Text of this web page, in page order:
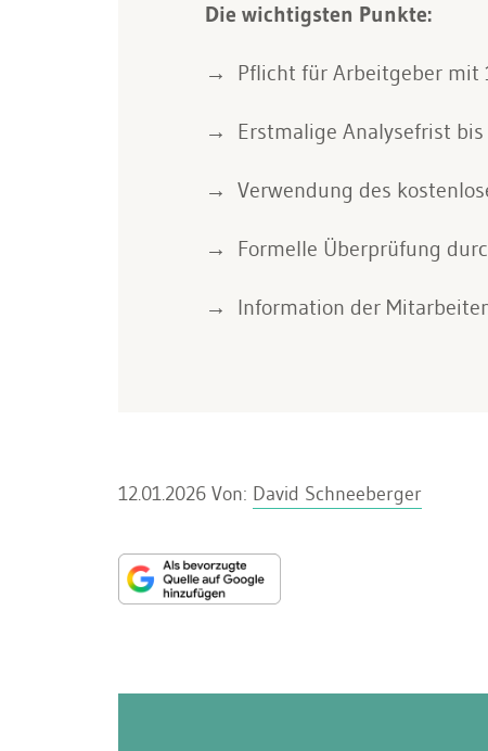
Die wichtigsten Punkte:
Pflicht für Arbeitgeber mit
Erstmalige Analysefrist
Verwendung des
Formelle Überprüfung
Information der
12.01.2026 Von: David Schneeberger